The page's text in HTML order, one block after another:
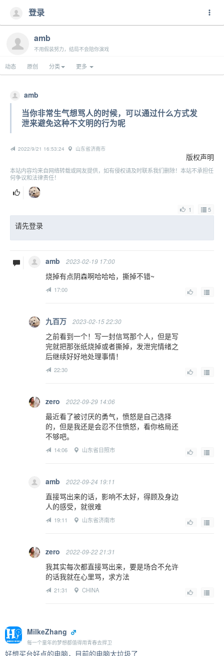
登录
amb
不用假装努力，结局不会陪你演戏
动态 原创 分类 更多
amb
当你非常生气想骂人的时候，可以通过什么方式发
泄来避免这种不文明的行为呢
2022/9/21 16:53:24 山东省济南市
版权声明
本站内容均来自网络转载或网友提供，如有侵权请及时联系我们删除！本站不承担任
何争议和法律责任！
1 5
请先登录
amb 2023-02-19 17:00
烧掉有点阴森啊哈哈哈，撕掉不错~
17:00
九百万 2023-02-15 22:30
之前看到一个！写一封信骂那个人，但是写
完就把那张纸烧掉或者撕掉，发泄完情绪之
后继续好好地处理事情！
22:30
zero 2022-09-29 14:06
最近看了被讨厌的勇气，愤怒是自己选择
的，但是我还是会忍不住愤怒，看你格局还
不够吧。
14:06 山东省日照市
amb 2022-09-24 19:11
直接骂出来的话，影响不太好，得顾及身边
人的感受，就很难
19:11 山东省济南市
zero 2022-09-22 21:31
我其实每次都直接骂出来，要是场合不允许
的话我就在心里骂，求方法
21:31 CHINA
MilkeZhang
每一个童年的梦想都值得用青春去捍卫
好想买台好点的电脑，目前的电脑太垃圾了